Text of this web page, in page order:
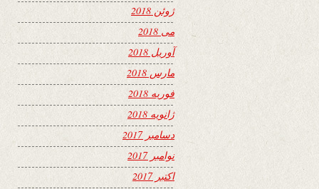
ژوئن 2018
می 2018
آوریل 2018
مارس 2018
فوریه 2018
ژانویه 2018
دسامبر 2017
نوامبر 2017
اکتبر 2017